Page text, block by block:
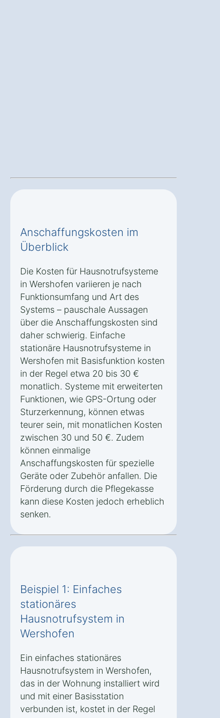
Anschaffungskosten im
Überblick
Die Kosten für Hausnotrufsysteme
in Wershofen variieren je nach
Funktionsumfang und Art des
Systems – pauschale Aussagen
über die Anschaffungskosten sind
daher schwierig. Einfache
stationäre Hausnotrufsysteme in
Wershofen mit Basisfunktion kosten
in der Regel etwa 20 bis 30 €
monatlich. Systeme mit erweiterten
Funktionen, wie GPS-Ortung oder
Sturzerkennung, können etwas
teurer sein, mit monatlichen Kosten
zwischen 30 und 50 €. Zudem
können einmalige
Anschaffungskosten für spezielle
Geräte oder Zubehör anfallen. Die
Förderung durch die Pflegekasse
kann diese Kosten jedoch erheblich
senken.
Beispiel 1: Einfaches
stationäres
Hausnotrufsystem in
Wershofen
Ein einfaches stationäres
Hausnotrufsystem in Wershofen,
das in der Wohnung installiert wird
und mit einer Basisstation
verbunden ist, kostet in der Regel